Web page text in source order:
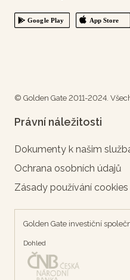
© Golden Gate 2011-2024.
Právní náležitosti
Dokumenty k našim
Ochrana osobních údajů
Zásady používání cookies
Golden Gate investiční
Dohled